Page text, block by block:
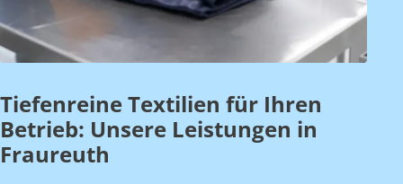
Tiefenreine Textilien für Ihren
Betrieb: Unsere Leistungen in
Fraureuth